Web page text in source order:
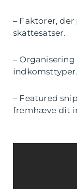
– Faktorer,
skattesatser.
–
indkomsttyper.
– Featured
fremhæve dit